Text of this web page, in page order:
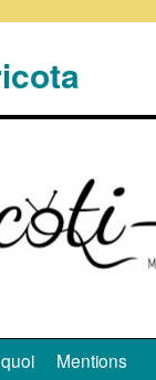
Mentions